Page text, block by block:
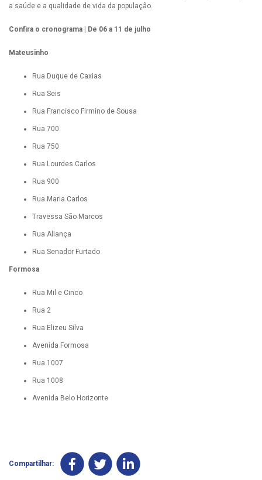
a saúde e a qualidade de vida da população.
Confira o cronograma | De 06 a 11 de julho
Mateusinho
Rua Duque de Caxias
Rua Seis
Rua Francisco Firmino de Sousa
Rua 700
Rua 750
Rua Lourdes Carlos
Rua 900
Rua Maria Carlos
Travessa São Marcos
Rua Aliança
Rua Senador Furtado
Formosa
Rua Mil e Cinco
Rua 2
Rua Elizeu Silva
Avenida Formosa
Rua 1007
Rua 1008
Avenida Belo Horizonte
Compartilhar: